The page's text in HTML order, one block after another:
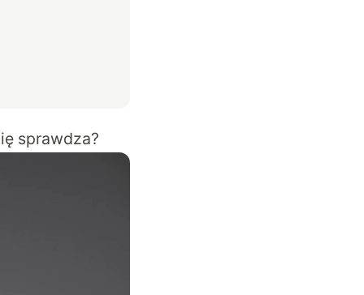
sprawdza?